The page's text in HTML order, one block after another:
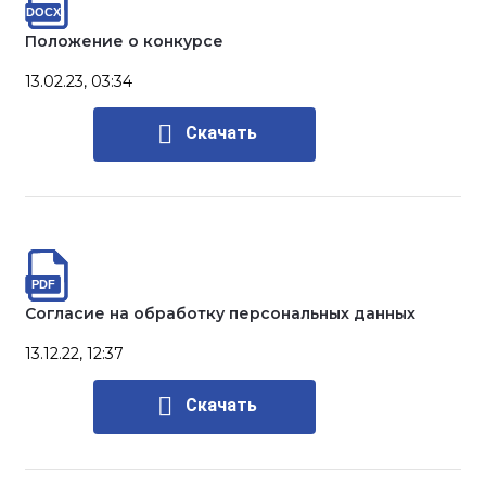
Положение о конкурсе
13.02.23, 03:34
Скачать
Согласие на обработку персональных данных
13.12.22, 12:37
Скачать